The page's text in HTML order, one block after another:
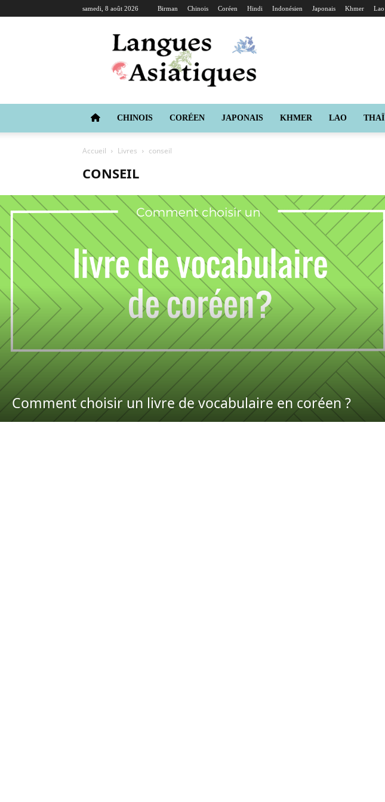
samedi, 8 août 2026 Birman Chinois Coréen Hindi Indonésien Japonais Khmer Lao
Langues
Asiatiques
CHINOIS CORÉEN JAPONAIS KHMER LAO THAÏ
Accueil Livres conseil
CONSEIL
Comment choisir un livre de vocabulaire en coréen ?